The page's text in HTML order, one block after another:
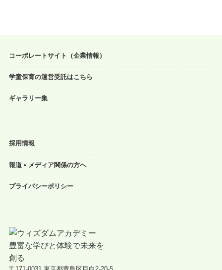
コーポレートサイト（企業情報）
学童保育の運営受託はこちら
ギャラリー集
採用情報
報道 • メディア関係の方へ
プライバシーポリシー